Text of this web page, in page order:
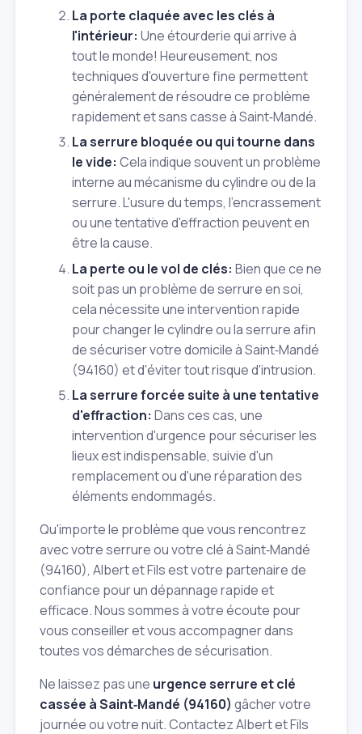
La porte claquée avec les clés à
l'intérieur: Une étourderie qui arrive à
tout le monde! Heureusement, nos
techniques d'ouverture fine permettent
généralement de résoudre ce problème
rapidement et sans casse à Saint‑Mandé.
La serrure bloquée ou qui tourne dans
le vide: Cela indique souvent un problème
interne au mécanisme du cylindre ou de la
serrure. L'usure du temps, l'encrassement
ou une tentative d'effraction peuvent en
être la cause.
La perte ou le vol de clés: Bien que ce ne
soit pas un problème de serrure en soi,
cela nécessite une intervention rapide
pour changer le cylindre ou la serrure afin
de sécuriser votre domicile à Saint‑Mandé
(94160) et d'éviter tout risque d'intrusion.
La serrure forcée suite à une tentative
d'effraction: Dans ces cas, une
intervention d'urgence pour sécuriser les
lieux est indispensable, suivie d'un
remplacement ou d'une réparation des
éléments endommagés.
Qu'importe le problème que vous rencontrez
avec votre serrure ou votre clé à Saint‑Mandé
(94160), Albert et Fils est votre partenaire de
confiance pour un dépannage rapide et
efficace. Nous sommes à votre écoute pour
vous conseiller et vous accompagner dans
toutes vos démarches de sécurisation.
Ne laissez pas une urgence serrure et clé
cassée à Saint‑Mandé (94160) gâcher votre
journée ou votre nuit. Contactez Albert et Fils